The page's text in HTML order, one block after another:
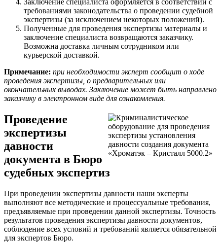
Заключение специалиста оформляется в соответствии с
требованиями законодательства о проведении судебной
экспертизы (за исключением некоторых положений).
Полученные для проведения экспертизы материалы и
заключение специалиста возвращаются заказчику.
Возможна доставка личным сотрудником или
курьерской доставкой.
Примечание: при необходимости эксперт сообщит о ходе
проведения экспертизы, о предварительных или
окончательных выводах. Заключение может быть направлено
заказчику в электронном виде для ознакомления.
Проведение
экспертизы
давности
документа в Бюро
судебных экспертиз
При проведении экспертизы давности наши эксперты
выполняют все методические и процессуальные требования,
предъявляемые при проведении данной экспертизы. Точность
результатов проведения экспертизы давности документов,
соблюдение всех условий и требований является обязательной
для экспертов Бюро.